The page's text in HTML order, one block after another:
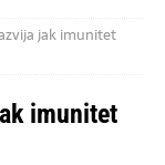
jak imunitet
imunitet